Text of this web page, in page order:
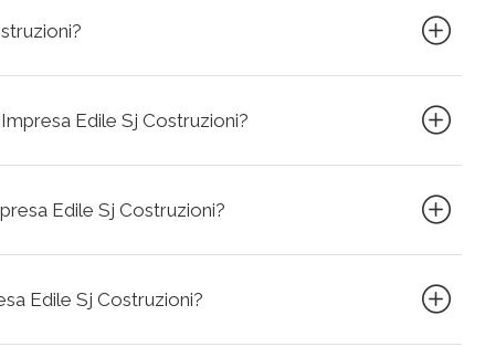
Edile Sj Costruzioni?
Edile Sj Costruzioni?
Edile Sj Costruzioni?